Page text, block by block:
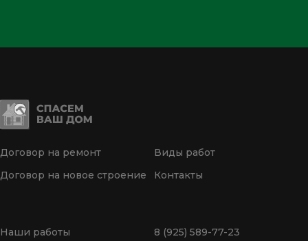
Договор на ремонт
Договор на новое строение
Виды работ
Контакты
Наши работы 8 (925) 589-77-23